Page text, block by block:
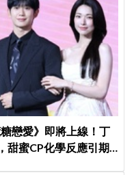
戀愛》即將上線！丁
甜蜜CP化學反應引期